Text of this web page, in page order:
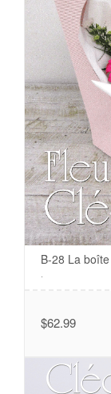
B-28 La
$62.99